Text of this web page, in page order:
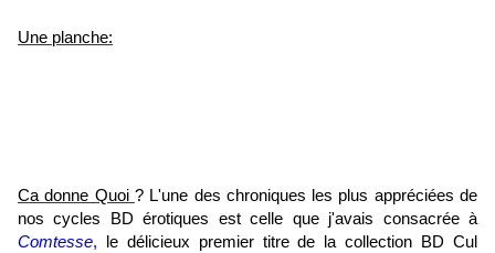
Une planche:
Ca donne Quoi ? L'une des chroniques les plus appréciées de
nos cycles BD érotiques est celle que j'avais consacrée à
Comtesse, le délicieux premier titre de la collection BD Cul